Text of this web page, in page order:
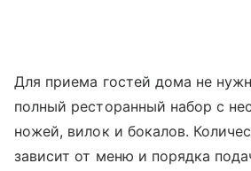
Для приема гостей дома не
полный ресторанный набор с
ножей, вилок и бокалов.
зависит от меню и порядка